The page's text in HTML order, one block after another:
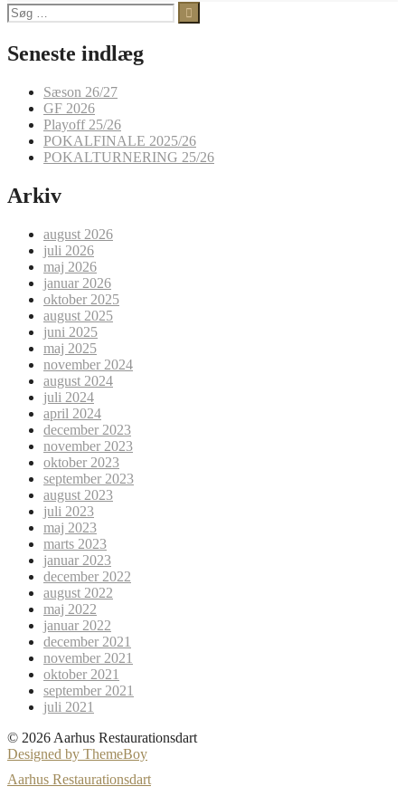
Søg
efter:
Seneste indlæg
Sæson 26/27
GF 2026
Playoff 25/26
POKALFINALE 2025/26
POKALTURNERING 25/26
Arkiv
august 2026
juli 2026
maj 2026
januar 2026
oktober 2025
august 2025
juni 2025
maj 2025
november 2024
august 2024
juli 2024
april 2024
december 2023
november 2023
oktober 2023
september 2023
august 2023
juli 2023
maj 2023
marts 2023
januar 2023
december 2022
august 2022
maj 2022
januar 2022
december 2021
november 2021
oktober 2021
september 2021
juli 2021
© 2026 Aarhus Restaurationsdart
Designed by ThemeBoy
Aarhus Restaurationsdart